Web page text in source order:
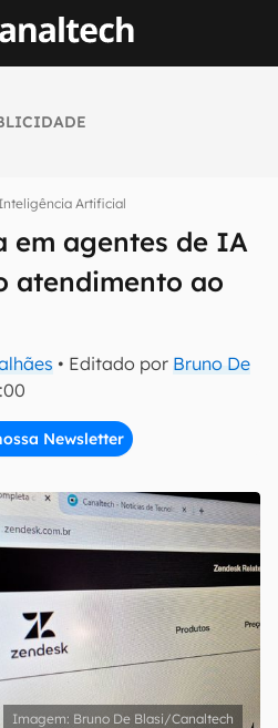
Inteligência Artificial
em agentes de IA
atendimento ao
• Editado por Bruno De
Newsletter
tecnologia em primeira
se
concordo com os Termos de
do Canaltech.
Bruno De Blasi/Canaltech